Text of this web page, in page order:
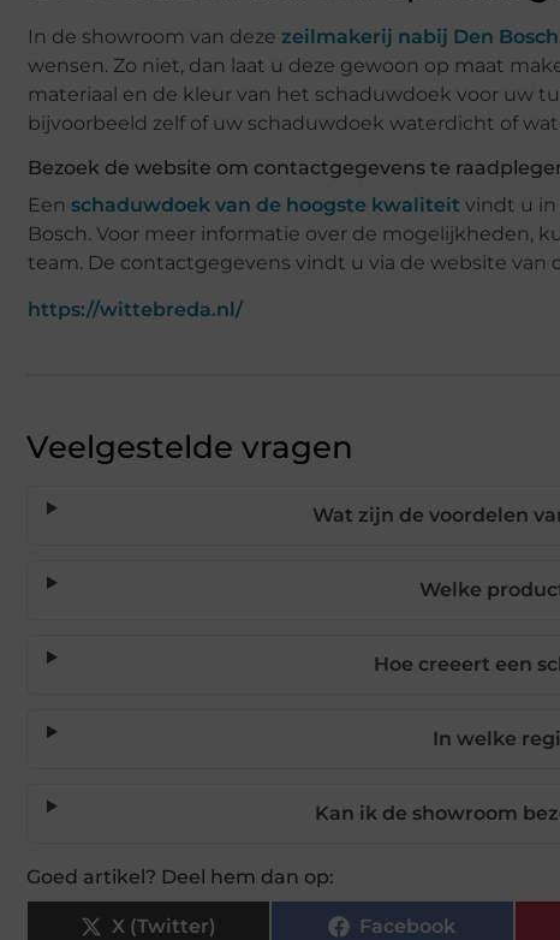
In de showroom van deze zeilmakerij nabij Den Bosch
wensen. Zo niet, dan laat u deze gewoon op maat
materiaal en de kleur van het schaduwdoek voor uw
bijvoorbeeld zelf of uw schaduwdoek waterdicht of
Bezoek de website om contactgegevens te
Een schaduwdoek van de hoogste kwaliteit vindt u in
Bosch. Voor meer informatie over de mogelijkheden,
team. De contactgegevens vindt u via de website van
https://wittebreda.nl/
Veelgestelde vragen
Wat zijn de voordelen
Welke
Hoe creeert een
In welke
Kan ik de showroom
Goed artikel? Deel hem dan op:
X (Twitter) Facebook